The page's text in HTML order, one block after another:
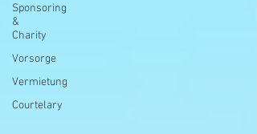
Sponsoring
&
Charity
Vorsorge
Vermietung
Courtelary